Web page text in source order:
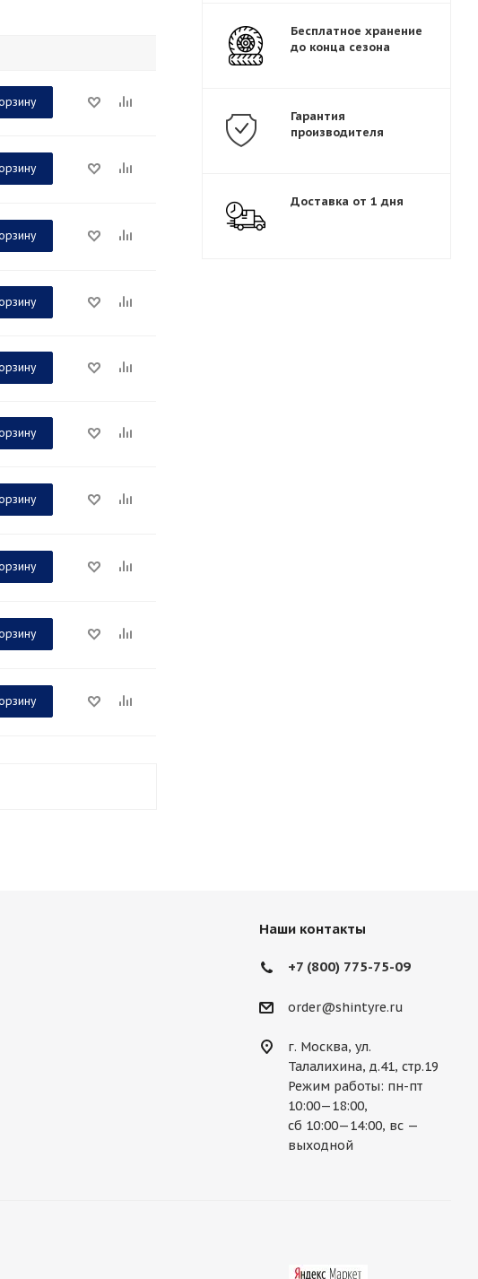
Бесплатное хранение
до конца сезона
Гарантия
производителя
Доставка от 1 дня
Наши контакты
+7 (800) 775-75-09
order@shintyre.ru
г. Москва, ул.
Талалихина, д.41, стр.19
Режим работы: пн-пт
10:00—18:00,
сб 10:00—14:00, вс —
выходной